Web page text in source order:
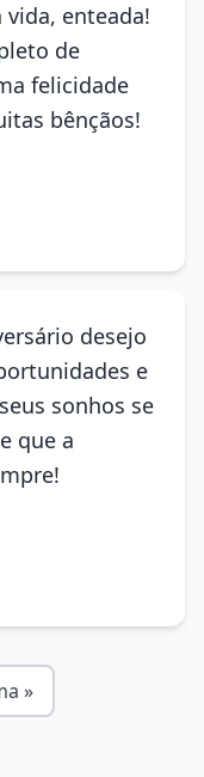
vida, enteada!
de
felicidade
bênçãos!
desejo
e
sonhos se
que a
»